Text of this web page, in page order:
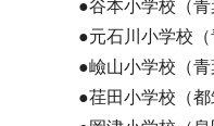
●谷本小学校（青
●元石川小学校（
●嶮山小学校（青
●荏田小学校（都